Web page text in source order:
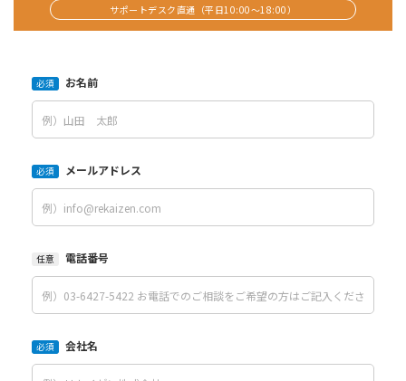
サポートデスク直通（平日10:00〜18:00）
必須 お名前
必須 メールアドレス
任意 電話番号
必須 会社名